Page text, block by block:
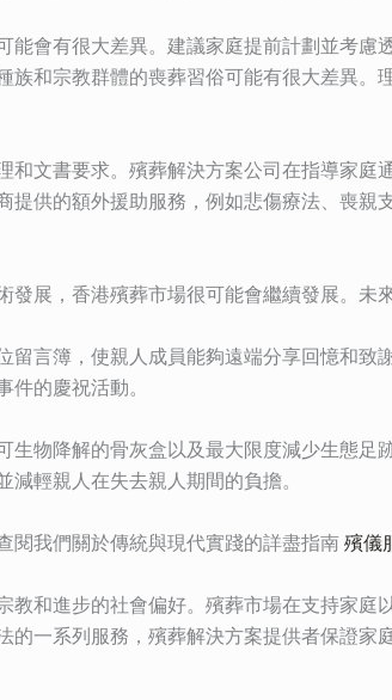
能會有很大差異。建議家庭提前計劃並考慮
族和宗教群體的喪葬習俗可能有很大差異。
和文書要求。殯葬解決方案公司在指導家庭
提供的額外援助服務，例如悲傷療法、喪親
展，香港殯葬市場很可能會繼續發展。未
留言簿，使親人成員能夠遠端分享回憶和致
的慶祝活動。
生物降解的骨灰盒以及最大限度減少生態足
輕親人在失去親人期間的負擔。
閱我們關於傳統與現代實踐的詳盡指南 殯儀
教和進步的社會偏好。殯葬市場在支持家庭
的一系列服務，殯葬解決方案提供者保證家